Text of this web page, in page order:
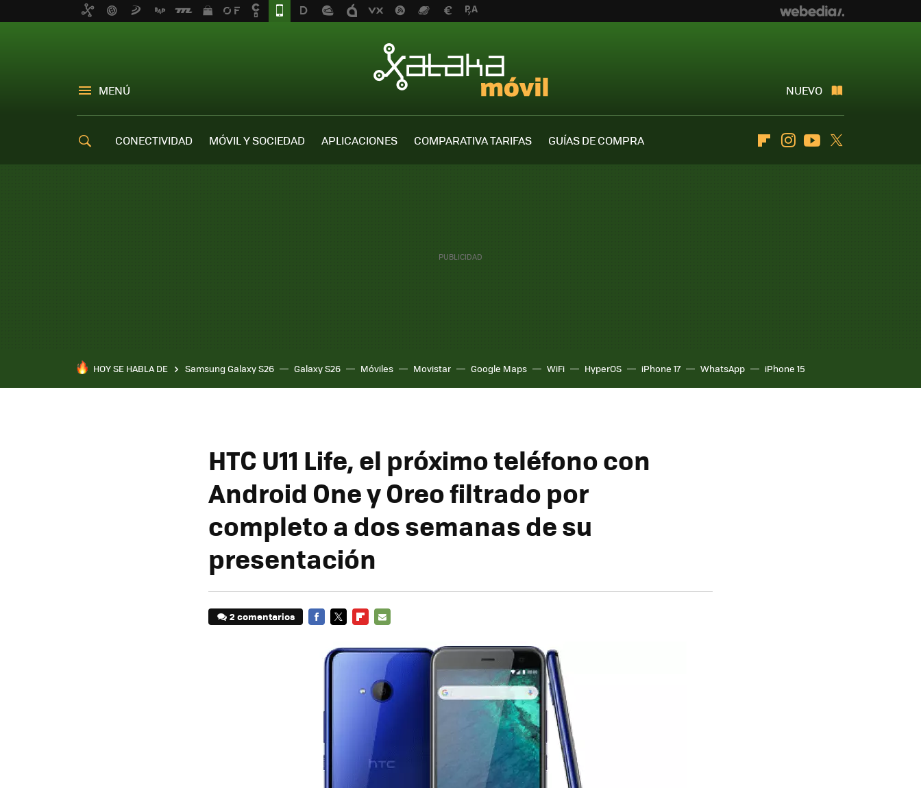
MENÚ NUEVO
CONECTIVIDAD MÓVIL Y SOCIEDAD APLICACIONES COMPARATIVA TARIFAS
GUÍAS DE COMPRA
FlipboardInstagramYoutube
HOY SE HABLA DE Samsung Galaxy S26 Galaxy S26 Móviles Movistar Google Maps WiFi HyperOS iPhone 17 WhatsApp iPhone 15
HTC U11 Life, el próximo teléfono con
Android One y Oreo filtrado por
completo a dos semanas de su
presentación
2 comentarios
MAIL